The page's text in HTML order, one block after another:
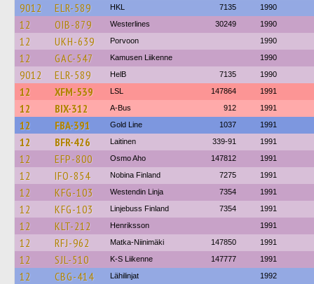
9012 ELR-589 HKL 7135 1990
12 OIB-879 Westerlines 30249 1990
12 UKH-639 Porvoon 1990
12 GAC-547 Kamusen Liikenne 1990
9012 ELR-589 HelB 7135 1990
12 XFM-539 LSL 147864 1991
12 BIX-312 A-Bus 912 1991
12 FBA-391 Gold Line 1037 1991
12 BFR-426 Laitinen 339-91 1991
12 EFP-800 Osmo Aho 147812 1991
12 IFO-854 Nobina Finland 7275 1991
12 KFG-103 Westendin Linja 7354 1991
12 KFG-103 Linjebuss Finland 7354 1991
12 KLT-212 Henriksson 1991
12 RFJ-962 Matka-Niinimäki 147850 1991
12 SJL-510 K-S Liikenne 147777 1991
12 CBG-414 Lähilinjat 1992